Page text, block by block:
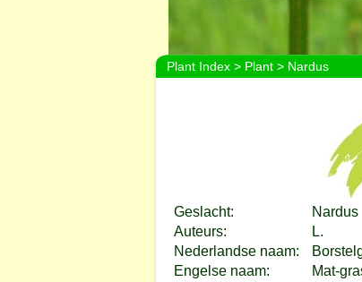
Plant Index> Plant> Nardus
Geslacht:
Nardus
Auteurs:
L.
Nederlandse naam:
Engelse naam:
Mat-